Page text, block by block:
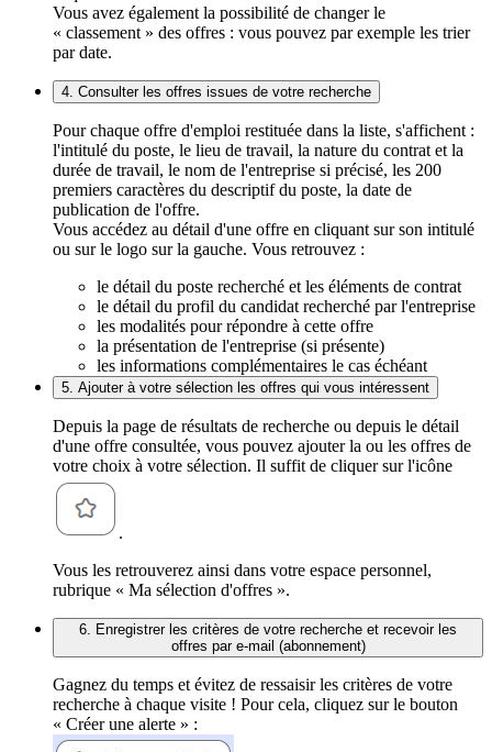
Vous avez également la possibilité de changer le
« classement » des offres : vous pouvez par exemple les trier
par date.
4. Consulter les offres issues de votre recherche
Pour chaque offre d'emploi restituée dans la liste, s'affichent :
l'intitulé du poste, le lieu de travail, la nature du contrat et la
durée de travail, le nom de l'entreprise si précisé, les 200
premiers caractères du descriptif du poste, la date de
publication de l'offre.
Vous accédez au détail d'une offre en cliquant sur son intitulé
ou sur le logo sur la gauche. Vous retrouvez :
le détail du poste recherché et les éléments de contrat
le détail du profil du candidat recherché par l'entreprise
les modalités pour répondre à cette offre
la présentation de l'entreprise (si présente)
les informations complémentaires le cas échéant
5. Ajouter à votre sélection les offres qui vous intéressent
Depuis la page de résultats de recherche ou depuis le détail
d'une offre consultée, vous pouvez ajouter la ou les offres de
votre choix à votre sélection. Il suffit de cliquer sur l'icône
.
Vous les retrouverez ainsi dans votre espace personnel,
rubrique « Ma sélection d'offres ».
6. Enregistrer les critères de votre recherche et recevoir les
offres par e-mail (abonnement)
Gagnez du temps et évitez de ressaisir les critères de votre
recherche à chaque visite ! Pour cela, cliquez sur le bouton
« Créer une alerte » :